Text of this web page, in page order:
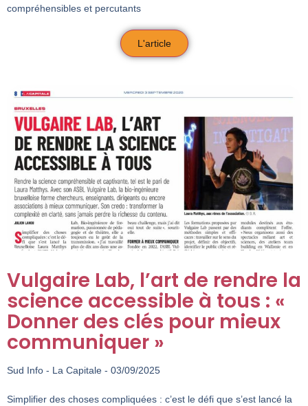
compréhensibles et percutants
L'article
Vulgaire Lab, l’art de rendre la
science accessible à tous : «
Donner des clés pour mieux
communiquer »
Sud Info - La Capitale - 03/09/2025
Simplifier des choses compliquées : c’est le défi que s’est lancé la